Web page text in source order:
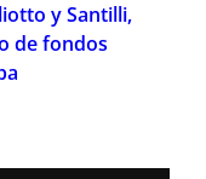
y Santilli,
de fondos